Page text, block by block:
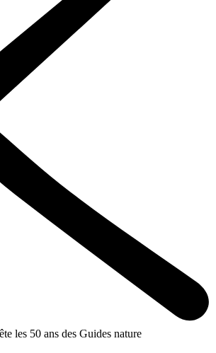
les 50 ans des Guides nature